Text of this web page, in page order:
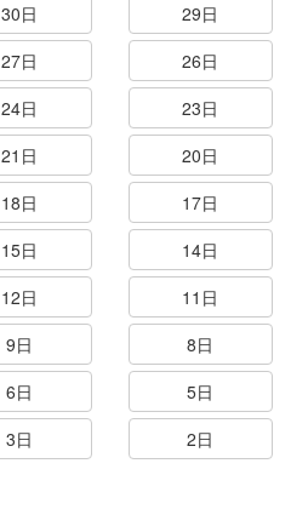
30日
29日
27日
26日
24日
23日
21日
20日
18日
17日
15日
14日
12日
11日
9日
8日
6日
5日
3日
2日